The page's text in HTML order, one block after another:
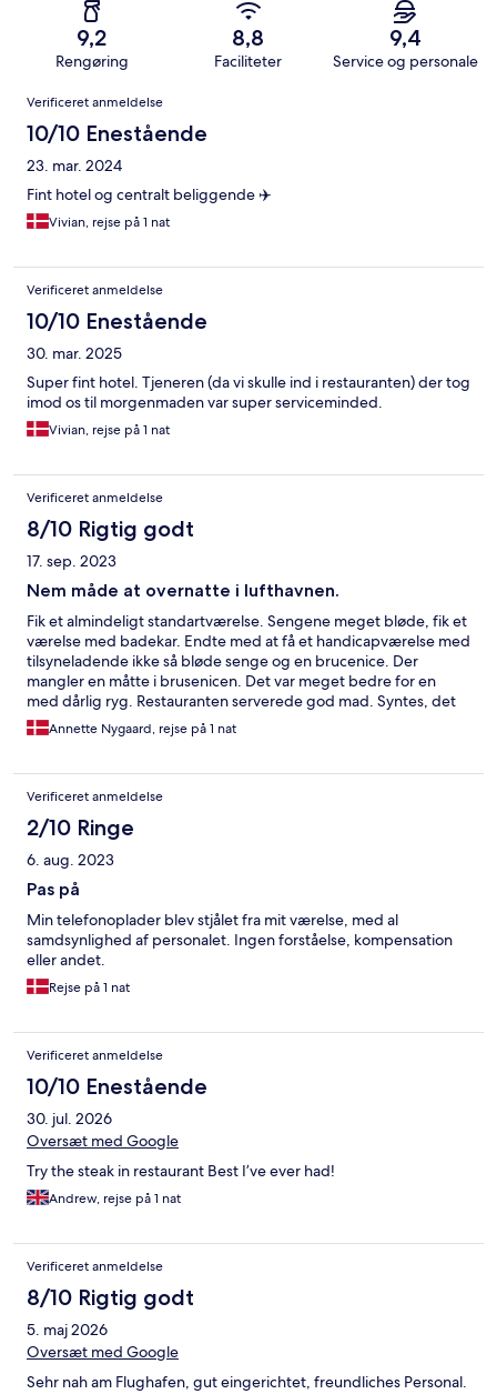
9,2
Rengøring
8,8
Faciliteter
9,4
Service og personale
Anmeldelser
Verificeret anmeldelse
10/10 Enestående
23. mar. 2024
Fint hotel og centralt beliggende ✈️
Vivian, rejse på 1 nat
Verificeret anmeldelse
10/10 Enestående
30. mar. 2025
Super fint hotel. Tjeneren (da vi skulle ind i restauranten) der tog
imod os til morgenmaden var super serviceminded.
Vivian, rejse på 1 nat
Verificeret anmeldelse
8/10 Rigtig godt
17. sep. 2023
Nem måde at overnatte i lufthavnen.
Fik et almindeligt standartværelse. Sengene meget bløde, fik et
værelse med badekar. Endte med at få et handicapværelse med
tilsyneladende ikke så bløde senge og en brucenice. Der
mangler en måtte i brusenicen. Det var meget bedre for en
med dårlig ryg. Restauranten serverede god mad. Syntes, det
er for dyrt set ifht standart.
Annette Nygaard, rejse på 1 nat
Verificeret anmeldelse
2/10 Ringe
6. aug. 2023
Pas på
Min telefonoplader blev stjålet fra mit værelse, med al
samdsynlighed af personalet. Ingen forståelse, kompensation
eller andet.
Rejse på 1 nat
Verificeret anmeldelse
10/10 Enestående
30. jul. 2026
Oversæt med Google
Try the steak in restaurant Best I’ve ever had!
Andrew, rejse på 1 nat
Verificeret anmeldelse
8/10 Rigtig godt
5. maj 2026
Oversæt med Google
Sehr nah am Flughafen, gut eingerichtet, freundliches Personal.